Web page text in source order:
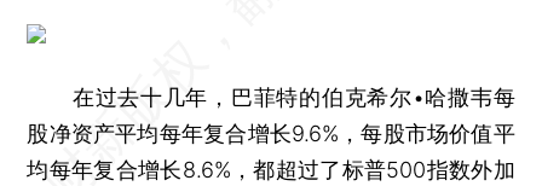
在过去十几年，巴菲特的伯克希尔•哈撒韦每
股净资产平均每年复合增长9.6%，每股市场价值平
均每年复合增长8.6%，都超过了标普500指数外加